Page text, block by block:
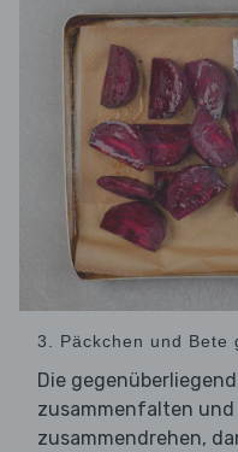
3. Päckchen und Bete
Die
zusammenfalten und
zusammendrehen,